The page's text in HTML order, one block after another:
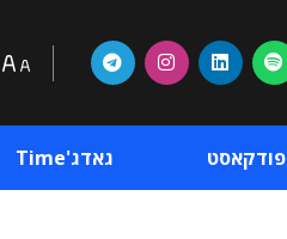
פודקאסט גאדג'Time